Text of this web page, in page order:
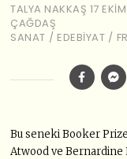
TALYA NAKKAŞ 17
ÇAĞDAŞ
SANAT / EDEBIYAT /
Bu seneki Booker
Atwood ve Bernardine